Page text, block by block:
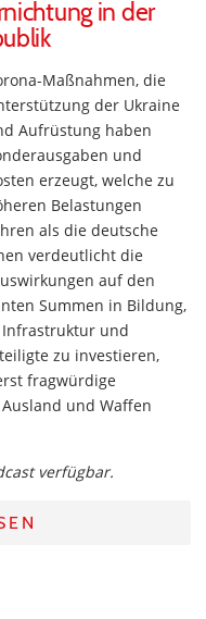
in der
Maßnahmen, die
der Ukraine
Aufrüstung haben
und
erzeugt, welche zu
Belastungen
als die deutsche
verdeutlicht die
auf den
Summen in Bildung,
Infrastruktur und
zu investieren,
fragwürdige
und Waffen
verfügbar.